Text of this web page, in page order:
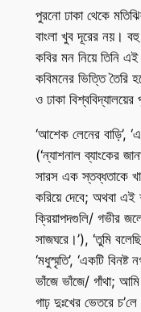
পুরনো ঢাকা থেকে
বাংলা খুব দূরের নয়।
কবির মন নিয়ে তিনি
কবিমনের ভিত্তি
ও ঢাকা
‘আশেক লেনের বাড়ি’,
(‘ন্যাশনাল ব্যাংকের
সারস এক স্তব্ধতাকে
করিয়ে দেবে; অথবা
ক্রিয়াপদগুলি/ গভীর
সাজঘরে।’), ‘তুমি
‘মধুস্মৃতি’, ‘একটি
ভাঁজে ভাঁজে/ গাঁথা;
গাঢ় দুঃখের ভেতরে